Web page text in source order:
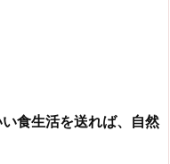
食生活を送れば、自然